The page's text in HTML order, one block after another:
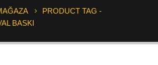
PRODUCT TAG -
BASKI